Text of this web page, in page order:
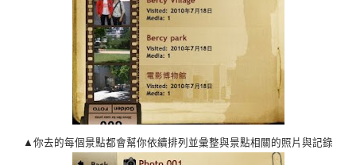
▲你去的每個景點都會幫你依續排列並彙整與景點相關的照片與記錄